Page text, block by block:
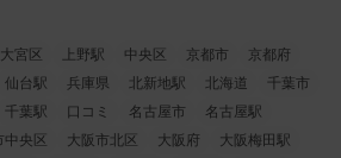
宮区 上野駅 中央区 京都市
京都府
仙台駅 兵庫県 北新地駅 北海道
千葉市
千葉駅 口コミ 名古屋市
名古屋駅
中央区 大阪市北区 大阪府
大阪梅田駅